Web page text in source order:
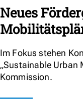
Neues
Im Fokus stehen
„Sustainable Urban
Kommission.